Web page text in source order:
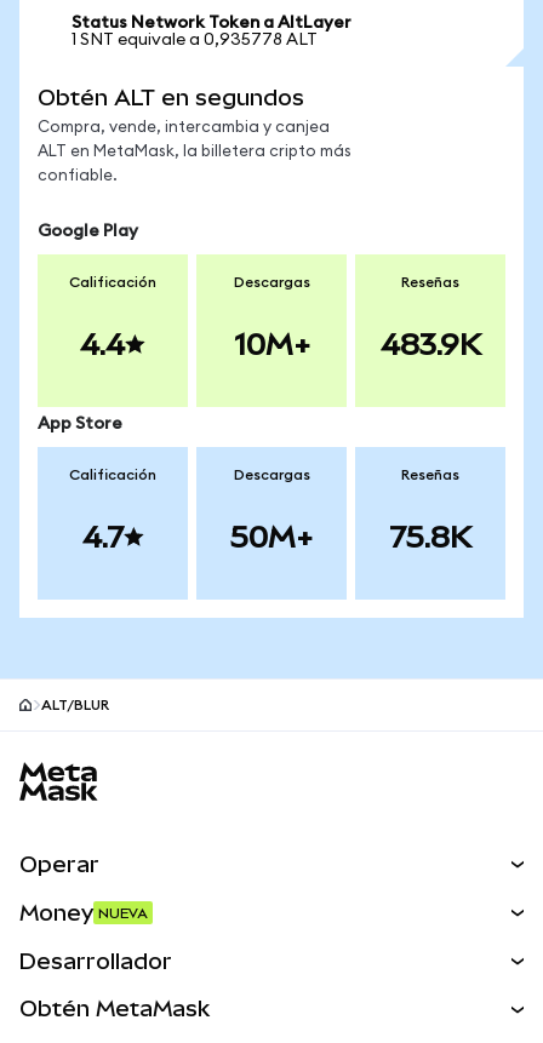
Status Network Token a AltLayer
1 SNT equivale a 0,935778 ALT
Obtén ALT en segundos
Compra, vende, intercambia y canjea
ALT en MetaMask, la billetera cripto más
confiable.
Google Play
Calificación
4.4
Descargas
10M+
Reseñas
483.9K
App Store
Calificación
4.7
Descargas
50M+
Reseñas
75.8K
ALT/BLUR
Operar
Activos del mundo real
Money NUEVA
Desarrollador
Obtén MetaMask